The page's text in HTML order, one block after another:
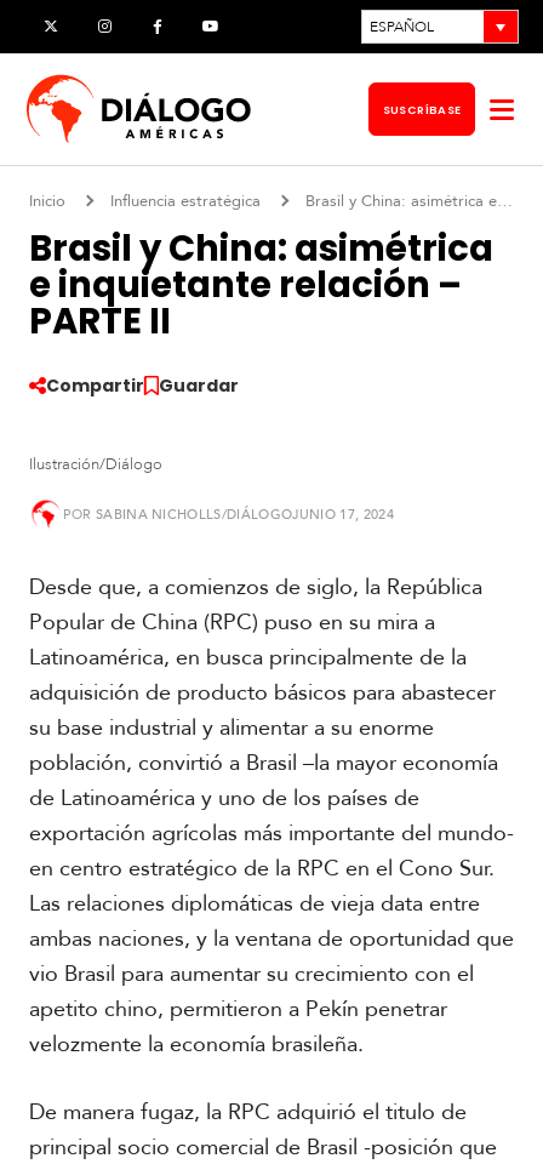
al
contenido
X InstagramFacebookYouTube ESPAÑOL
SUSCRÍBASE
S
u
d
a
m
r
i
a
C
e
t
r
a
m
i
c
Inicio Influencia estratégica Brasil y China: asimétrica e inquietante relación – PARTE II
Brasil y China: asimétrica
e inquietante relación –
PARTE II
Compartir Guardar
Ilustración/Diálogo
POR SABINA NICHOLLS/DIÁLOGOJUNIO 17, 2024
Desde que, a comienzos de siglo, la República
Popular de China (RPC) puso en su mira a
Latinoamérica, en busca principalmente de la
adquisición de producto básicos para abastecer
su base industrial y alimentar a su enorme
población, convirtió a Brasil –la mayor economía
de Latinoamérica y uno de los países de
exportación agrícolas más importante del mundo-
en centro estratégico de la RPC en el Cono Sur.
Las relaciones diplomáticas de vieja data entre
ambas naciones, y la ventana de oportunidad que
vio Brasil para aumentar su crecimiento con el
apetito chino, permitieron a Pekín penetrar
velozmente la economía brasileña.
De manera fugaz, la RPC adquirió el titulo de
principal socio comercial de Brasil -posición que